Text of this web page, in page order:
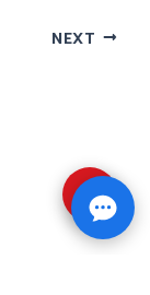
NEXT
⇧